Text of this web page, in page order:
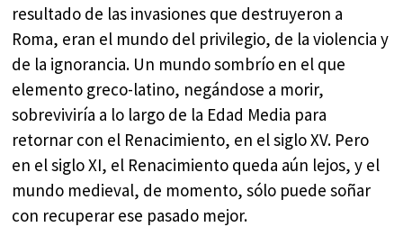
resultado de las invasiones que destruyeron a
Roma, eran el mundo del privilegio, de la violencia y
de la ignorancia. Un mundo sombrío en el que
elemento greco-latino, negándose a morir,
sobreviviría a lo largo de la Edad Media para
retornar con el Renacimiento, en el siglo XV. Pero
en el siglo XI, el Renacimiento queda aún lejos, y el
mundo medieval, de momento, sólo puede soñar
con recuperar ese pasado mejor.